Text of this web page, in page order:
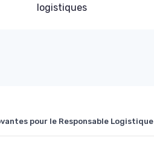
logistiques
pour le Responsable Logistique